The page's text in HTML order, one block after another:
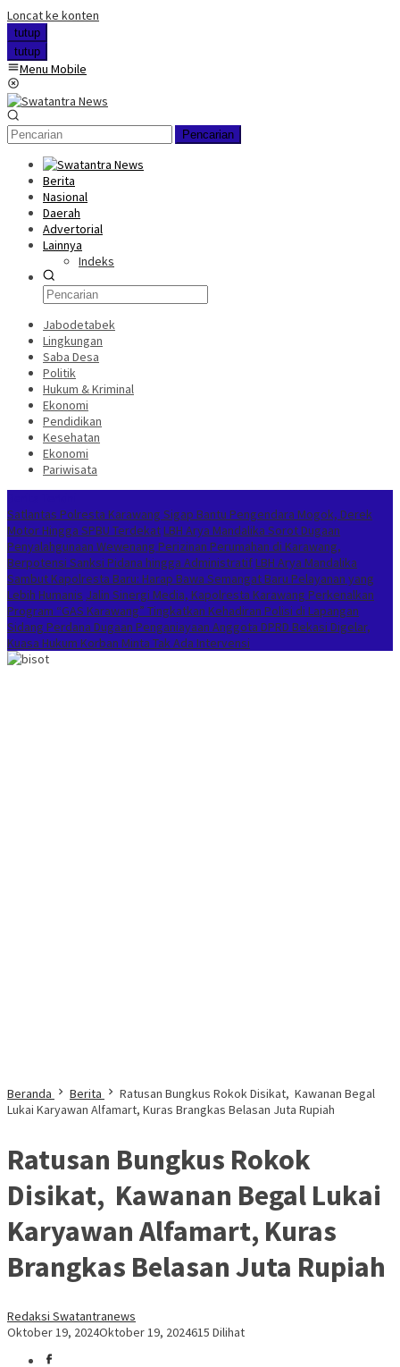
Loncat ke konten
tutup
tutup
Menu Mobile
Pencarian
Berita
Nasional
Daerah
Advertorial
Lainnya
Indeks
Jabodetabek
Lingkungan
Saba Desa
Politik
Hukum & Kriminal
Ekonomi
Pendidikan
Kesehatan
Ekonomi
Pariwisata
Satlantas Polresta Karawang Sigap Bantu Pengendara Mogok, Derek
Motor Hingga SPBU Terdekat LBH Arya Mandalika Sorot Dugaan
Penyalahgunaan Wewenang Perizinan Perumahan di Karawang,
Berpotensi Sanksi Pidana hingga Administratif LBH Arya Mandalika
Sambut Kapolresta Baru: Harap Bawa Semangat Baru Pelayanan yang
Lebih Humanis Jalin Sinergi Media, Kapolresta Karawang Perkenalkan
Program “GAS Karawang” Tingkatkan Kehadiran Polisi di Lapangan
Sidang Perdana Dugaan Penganiayaan Anggota DPRD Bekasi Digelar,
Kuasa Hukum Korban Minta Tak Ada Intervensi
Beranda Berita
Ratusan Bungkus Rokok Disikat, Kawanan Begal
Lukai Karyawan Alfamart, Kuras Brangkas Belasan Juta Rupiah
Ratusan Bungkus Rokok
Disikat, Kawanan Begal Lukai
Karyawan Alfamart, Kuras
Brangkas Belasan Juta Rupiah
Redaksi Swatantranews
Oktober 19, 2024Oktober 19, 2024615 Dilihat